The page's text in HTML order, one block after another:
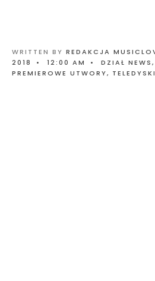
WRITTEN BY REDAKCJA
2018
• 12:00 AM • DZIAŁ NEWS,
PREMIEROWE UTWORY, TELEDYSKI